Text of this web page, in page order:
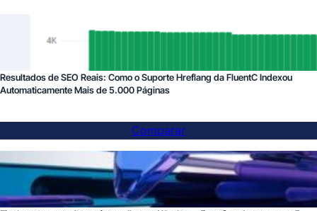
Resultados de SEO Reais: Como o Suporte Hreflang da FluentC Indexou
Automaticamente Mais de 5.000 Páginas
Comparar